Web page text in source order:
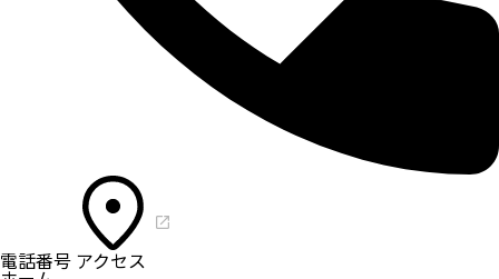
電話番号 アクセス